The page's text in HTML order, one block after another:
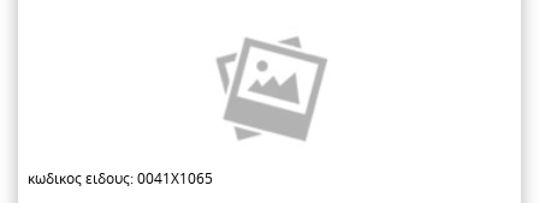
κωδικος ειδους: 0041X1065